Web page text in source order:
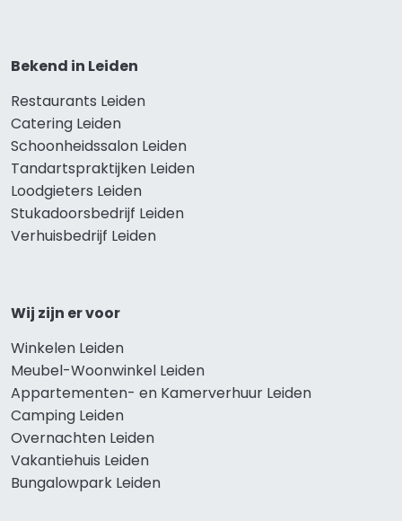
Bekend in Leiden
Restaurants Leiden
Catering Leiden
Schoonheidssalon Leiden
Tandartspraktijken Leiden
Loodgieters Leiden
Stukadoorsbedrijf Leiden
Verhuisbedrijf Leiden
Wij zijn er voor
Winkelen Leiden
Meubel-Woonwinkel Leiden
Appartementen- en Kamerverhuur Leiden
Camping Leiden
Overnachten Leiden
Vakantiehuis Leiden
Bungalowpark Leiden